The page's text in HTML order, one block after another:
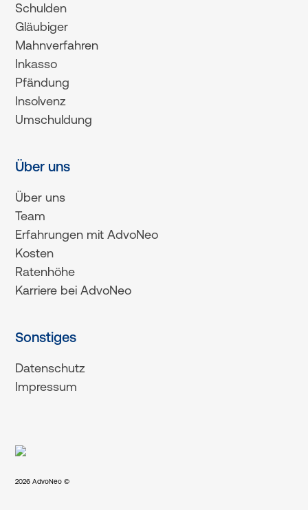
Schulden
Gläubiger
Mahnverfahren
Inkasso
Pfändung
Insolvenz
Umschuldung
Über uns
Über uns
Team
Erfahrungen mit AdvoNeo
Kosten
Ratenhöhe
Karriere bei AdvoNeo
Sonstiges
Datenschutz
Impressum
2026 AdvoNeo ©